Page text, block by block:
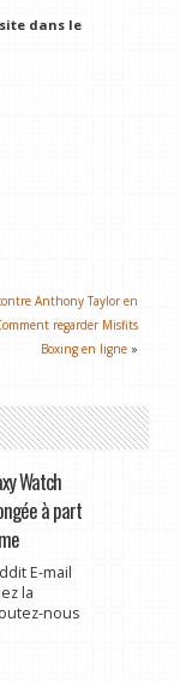
dans le
Anthony Taylor en
regarder Misfits
Boxing en ligne »
Watch
à part
E-mail
la
nous